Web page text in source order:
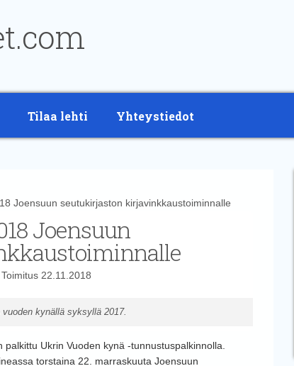
Tilaa lehti Yhteystiedot
Joensuun seutukirjaston kirjavinkkaustoiminnalle
Joensuun
Toimitus22.11.2018
kynällä syksyllä 2017.
Ukrin Vuoden kynä -tunnustuspalkinnolla.
torstaina 22. marraskuuta Joensuun